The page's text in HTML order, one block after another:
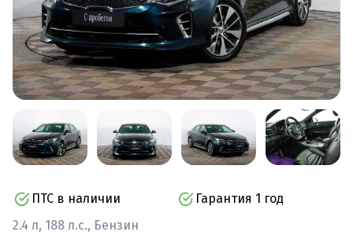
ПТС в наличии
Гарантия 1 год
2.4 л, 188 л.с., Бензин